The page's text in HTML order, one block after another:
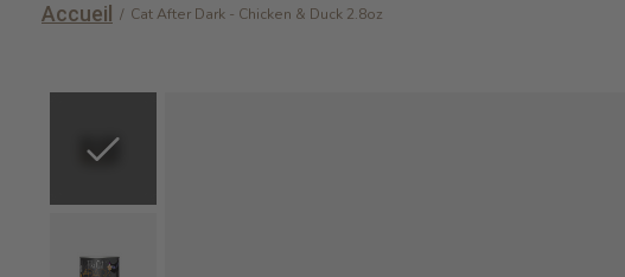
Accueil / Cat After Dark - Chicken & Duck 2.8oz